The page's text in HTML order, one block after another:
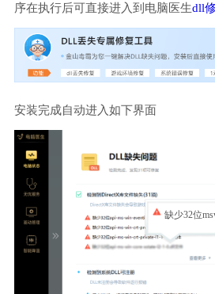
序在执行后可直接进入到电脑医生dll
安装完成自动进入如下界面
缺少32位